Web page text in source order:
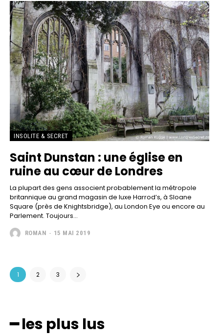
INSOLITE & SECRET
Saint Dunstan : une église en
ruine au cœur de Londres
La plupart des gens associent probablement la métropole
britannique au grand magasin de luxe Harrod’s, à Sloane
Square (près de Knightsbridge), au London Eye ou encore au
Parlement. Toujours...
ROMAN - 15 MAI 2019
1 2 3
━ les plus lus